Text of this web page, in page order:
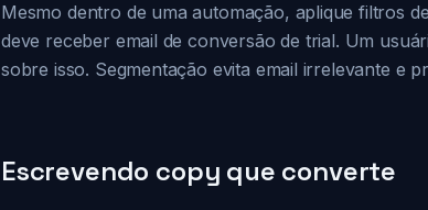
Mesmo dentro de uma automação, aplique filtros
deve receber email de conversão de trial. Um
sobre isso. Segmentação evita email irrelevante e
Escrevendo copy que converte